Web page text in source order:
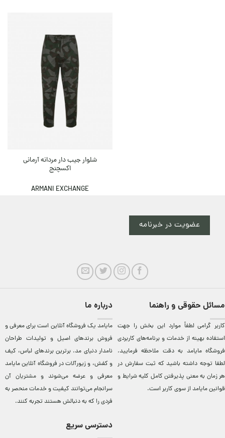
شلوار جیب دار مردانه آرمانی
اکسچنج
ARMANI EXCHANGE
عضویت در خبرنامه
مسائل حقوقی و راهنما
کاربر گرامی لطفاً موارد این بخش را جهت
استفاده بهینه از خدمات و برنامه‌‏های کاربردی
فروشگاه مایامد به دقت ملاحظه فرمایید.
لطفا توجه داشته باشید که ثبت سفارش در
هر زمان به معنی پذیرفتن کامل کلیهشرایط و
قوانین مایامداز سوی کاربر است.
درباره ما
مایامد يک فروشگاه آنلاين است برای معرفی و
فروش برندهای اصيل و توليدات طراحان
نامدار دنيای مد. برترين‌ برندهای لباس، کيف
و کفش، و زيورآلات در فروشگاه آنلاين مایامد
معرفی و عرضه می‌شوند و مشتريان آن
سرانجام می‌توانند کيفيت و خدمات منحصر به
فردی را که به دنبالش هستند تجربه کنند.
دسترسی سریع